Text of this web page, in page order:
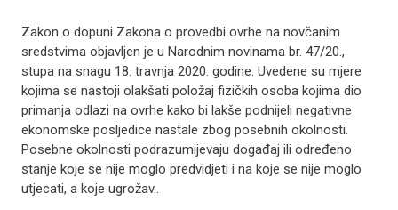
Zakon o dopuni Zakona o provedbi ovrhe na novčanim
sredstvima objavljen je u Narodnim novinama br. 47/20.,
stupa na snagu 18. travnja 2020. godine. Uvedene su mjere
kojima se nastoji olakšati položaj fizičkih osoba kojima dio
primanja odlazi na ovrhe kako bi lakše podnijeli negativne
ekonomske posljedice nastale zbog posebnih okolnosti.
Posebne okolnosti podrazumijevaju događaj ili određeno
stanje koje se nije moglo predvidjeti i na koje se nije moglo
utjecati, a koje ugrožav..